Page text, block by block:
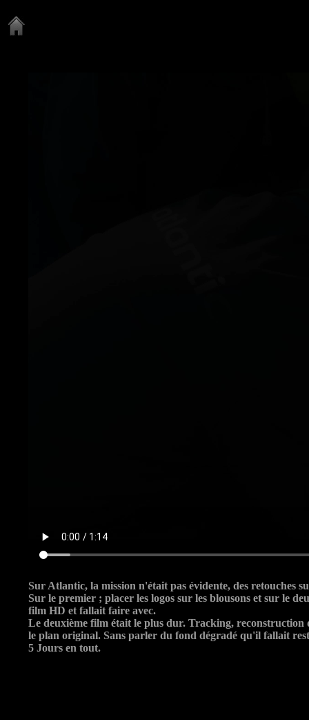
Sur Atlantic, la mission n'était pas évidente, des retouches
Sur le premier ; placer les logos sur les blousons et sur le
film HD et fallait faire avec.
Le deuxième film était le plus dur. Tracking, reconstruction
le plan original. Sans parler du fond dégradé qu'il fallait
5 Jours en tout.